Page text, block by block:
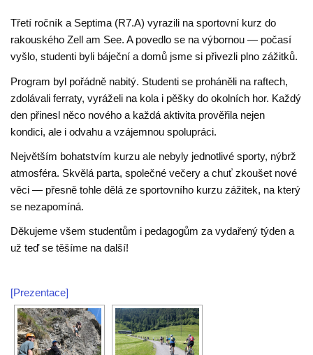
Třetí ročník a Septima (R7.A) vyrazili na sportovní kurz do
rakouského Zell am See. A povedlo se na výbornou — počasí
vyšlo, studenti byli báječní a domů jsme si přivezli plno zážitků.
Program byl pořádně nabitý. Studenti se proháněli na raftech,
zdolávali ferraty, vyráželi na kola i pěšky do okolních hor. Každý
den přinesl něco nového a každá aktivita prověřila nejen
kondici, ale i odvahu a vzájemnou spolupráci.
Největším bohatstvím kurzu ale nebyly jednotlivé sporty, nýbrž
atmosféra. Skvělá parta, společné večery a chuť zkoušet nové
věci — přesně tohle dělá ze sportovního kurzu zážitek, na který
se nezapomíná.
Děkujeme všem studentům i pedagogům za vydařený týden a
už teď se těšíme na další!
[Prezentace]